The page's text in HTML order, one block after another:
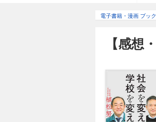
電子書籍・漫画 ブッ
【感